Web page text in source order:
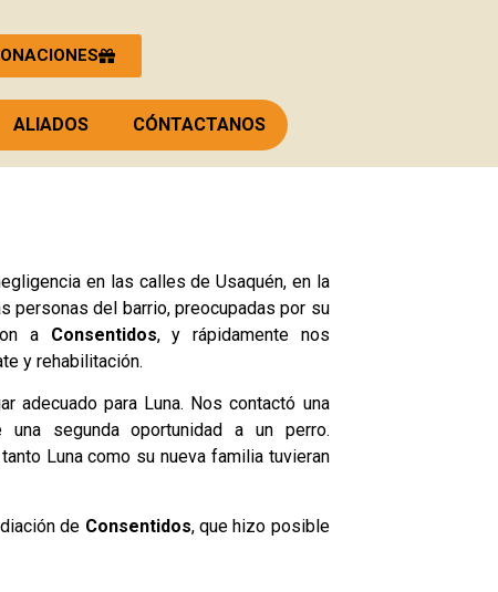
ALIADOS CÓNTACTANOS
en las calles de Usaquén, en la
personas del barrio, preocupadas por su
a Consentidos, y rápidamente nos
y rehabilitación.
adecuado para Luna. Nos contactó una
segunda oportunidad a un perro.
Luna como su nueva familia tuvieran
de Consentidos, que hizo posible